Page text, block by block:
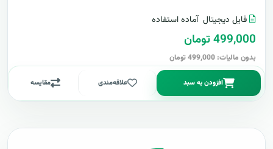
فایل دیجیتال آماده استفاده
499,000 تومان
بدون مالیات: 499,000 تومان
افزودن به سبد علاقه‌مندی مقایسه